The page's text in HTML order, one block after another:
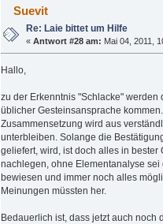
Suevit
Re: Laie bittet um Hilfe
«Antwort #28 am: Mai 04, 2011,
Hallo,
zu der Erkenntnis "Schlacke"
üblicher Gesteinsansprache
Zusammensetzung wird aus
unterbleiben. Solange die
geliefert, wird, ist doch alles in bester
nachlegen, ohne Elementanalyse
bewiesen und immer noch alles
Meinungen müssten her.
Bedauerlich ist, dass jetzt auch noch